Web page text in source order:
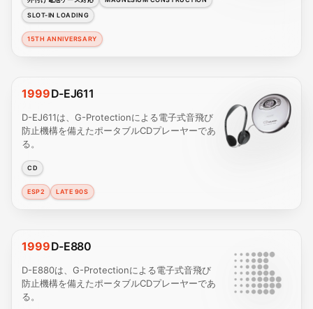
SLOT-IN LOADING
15TH ANNIVERSARY
1999D-EJ611
D-EJ611は、G-Protectionによる電子式音飛び
防止機構を備えたポータブルCDプレーヤーであ
る。
CD
ESP2 LATE 90S
1999D-E880
D-E880は、G-Protectionによる電子式音飛び
防止機構を備えたポータブルCDプレーヤーであ
る。